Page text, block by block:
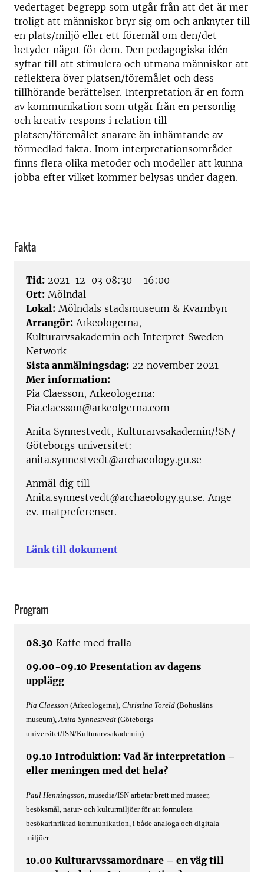
vedertaget begrepp som utgår från att det är mer
troligt att människor bryr sig om och anknyter till
en plats/miljö eller ett föremål om den/det
betyder något för dem. Den pedagogiska idén
syftar till att stimulera och utmana människor att
reflektera över platsen/föremålet och dess
tillhörande berättelser. Interpretation är en form
av kommunikation som utgår från en personlig
och kreativ respons i relation till
platsen/föremålet snarare än inhämtande av
förmedlad fakta. Inom interpretationsområdet
finns flera olika metoder och modeller att kunna
jobba efter vilket kommer belysas under dagen.
Fakta
Tid: 2021-12-03 08:30 - 16:00
Ort: Mölndal
Lokal: Mölndals stadsmuseum & Kvarnbyn
Arrangör: Arkeologerna,
Kulturarvsakademin och Interpret Sweden
Network
Sista anmälningsdag: 22 november 2021
Mer information:
Pia Claesson, Arkeologerna:
Pia.claesson@arkeolgerna.com
Anita Synnestvedt, Kulturarvsakademin/!SN/
Göteborgs universitet:
anita.synnestvedt@archaeology.gu.se
Anmäl dig till
Anita.synnestvedt@archaeology.gu.se. Ange
ev. matpreferenser.
Länk till dokument
Program
08.30 Kaffe med fralla
09.00-09.10 Presentation av dagens
upplägg
Pia Claesson (Arkeologerna), Christina Toreld (Bohusläns
museum),Anita Synnestvedt (Göteborgs
universitet/ISN/Kulturarvsakademin)
09.10 Introduktion: Vad är interpretation –
eller meningen med det hela?
Paul Henningsson, musedia/ISN arbetar brett med museer,
besöksmål, natur- och kulturmiljöer för att formulera
besökarinriktad kommunikation, i både analoga och digitala
miljöer.
10.00 Kulturarvssamordnare – en väg till